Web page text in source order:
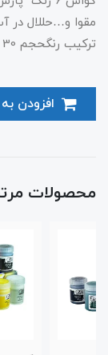
ترکیب رنگحجم 30 میل ساخت ایران
محصولات